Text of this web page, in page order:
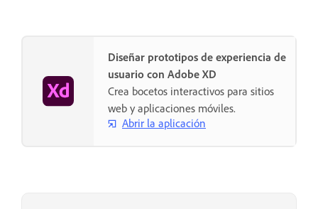
Diseñar prototipos de experiencia de
usuario con Adobe XD
Crea bocetos interactivos para sitios
web y aplicaciones móviles.
Abrir la aplicación